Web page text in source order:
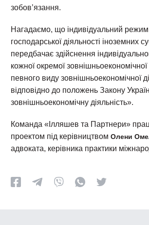
зобов’язання.
Нагадаємо, що індивідуальний режим
господарської діяльності іноземних
передбачає здійснення
кожної окремої зовнішньоекономічної
певного виду зовнішньоекономічної
відповідно до положень Закону
зовнішньоекономічну діяльність».
Команда «Ілляшев та Партнери»
проектом під керівництвомОлени
адвоката, керівника практики